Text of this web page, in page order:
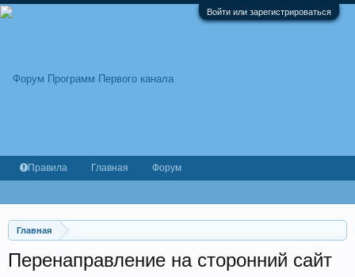
Войти или зарегистрироваться
Главная
Перенаправление на сторонний сайт
Правила Главная Форум